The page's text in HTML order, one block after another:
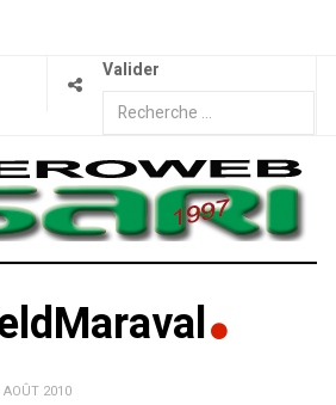
Valider
AOÛT 2010